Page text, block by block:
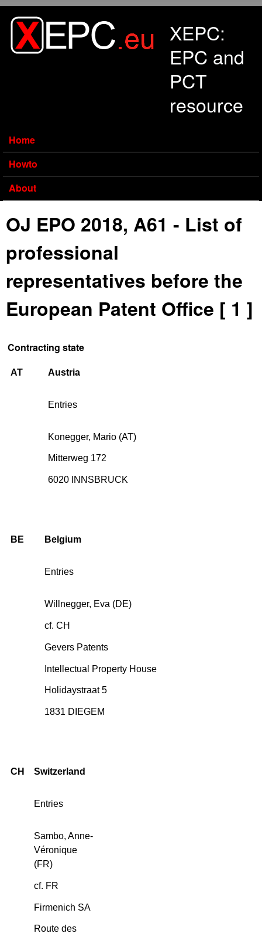
XEPC:
EPC and
PCT
resource
Home
Howto
About
OJ EPO 2018, A61 - List of
professional
representatives before the
European Patent Office [ 1 ]
Contracting state
AT Austria
Entries
Konegger, Mario (AT)
Mitterweg 172
6020 INNSBRUCK
BE Belgium
Entries
Willnegger, Eva (DE)
cf. CH
Gevers Patents
Intellectual Property House
Holidaystraat 5
1831 DIEGEM
CH Switzerland
Entries
Sambo, Anne-
Véronique
(FR)
cf. FR
Firmenich SA
Route des